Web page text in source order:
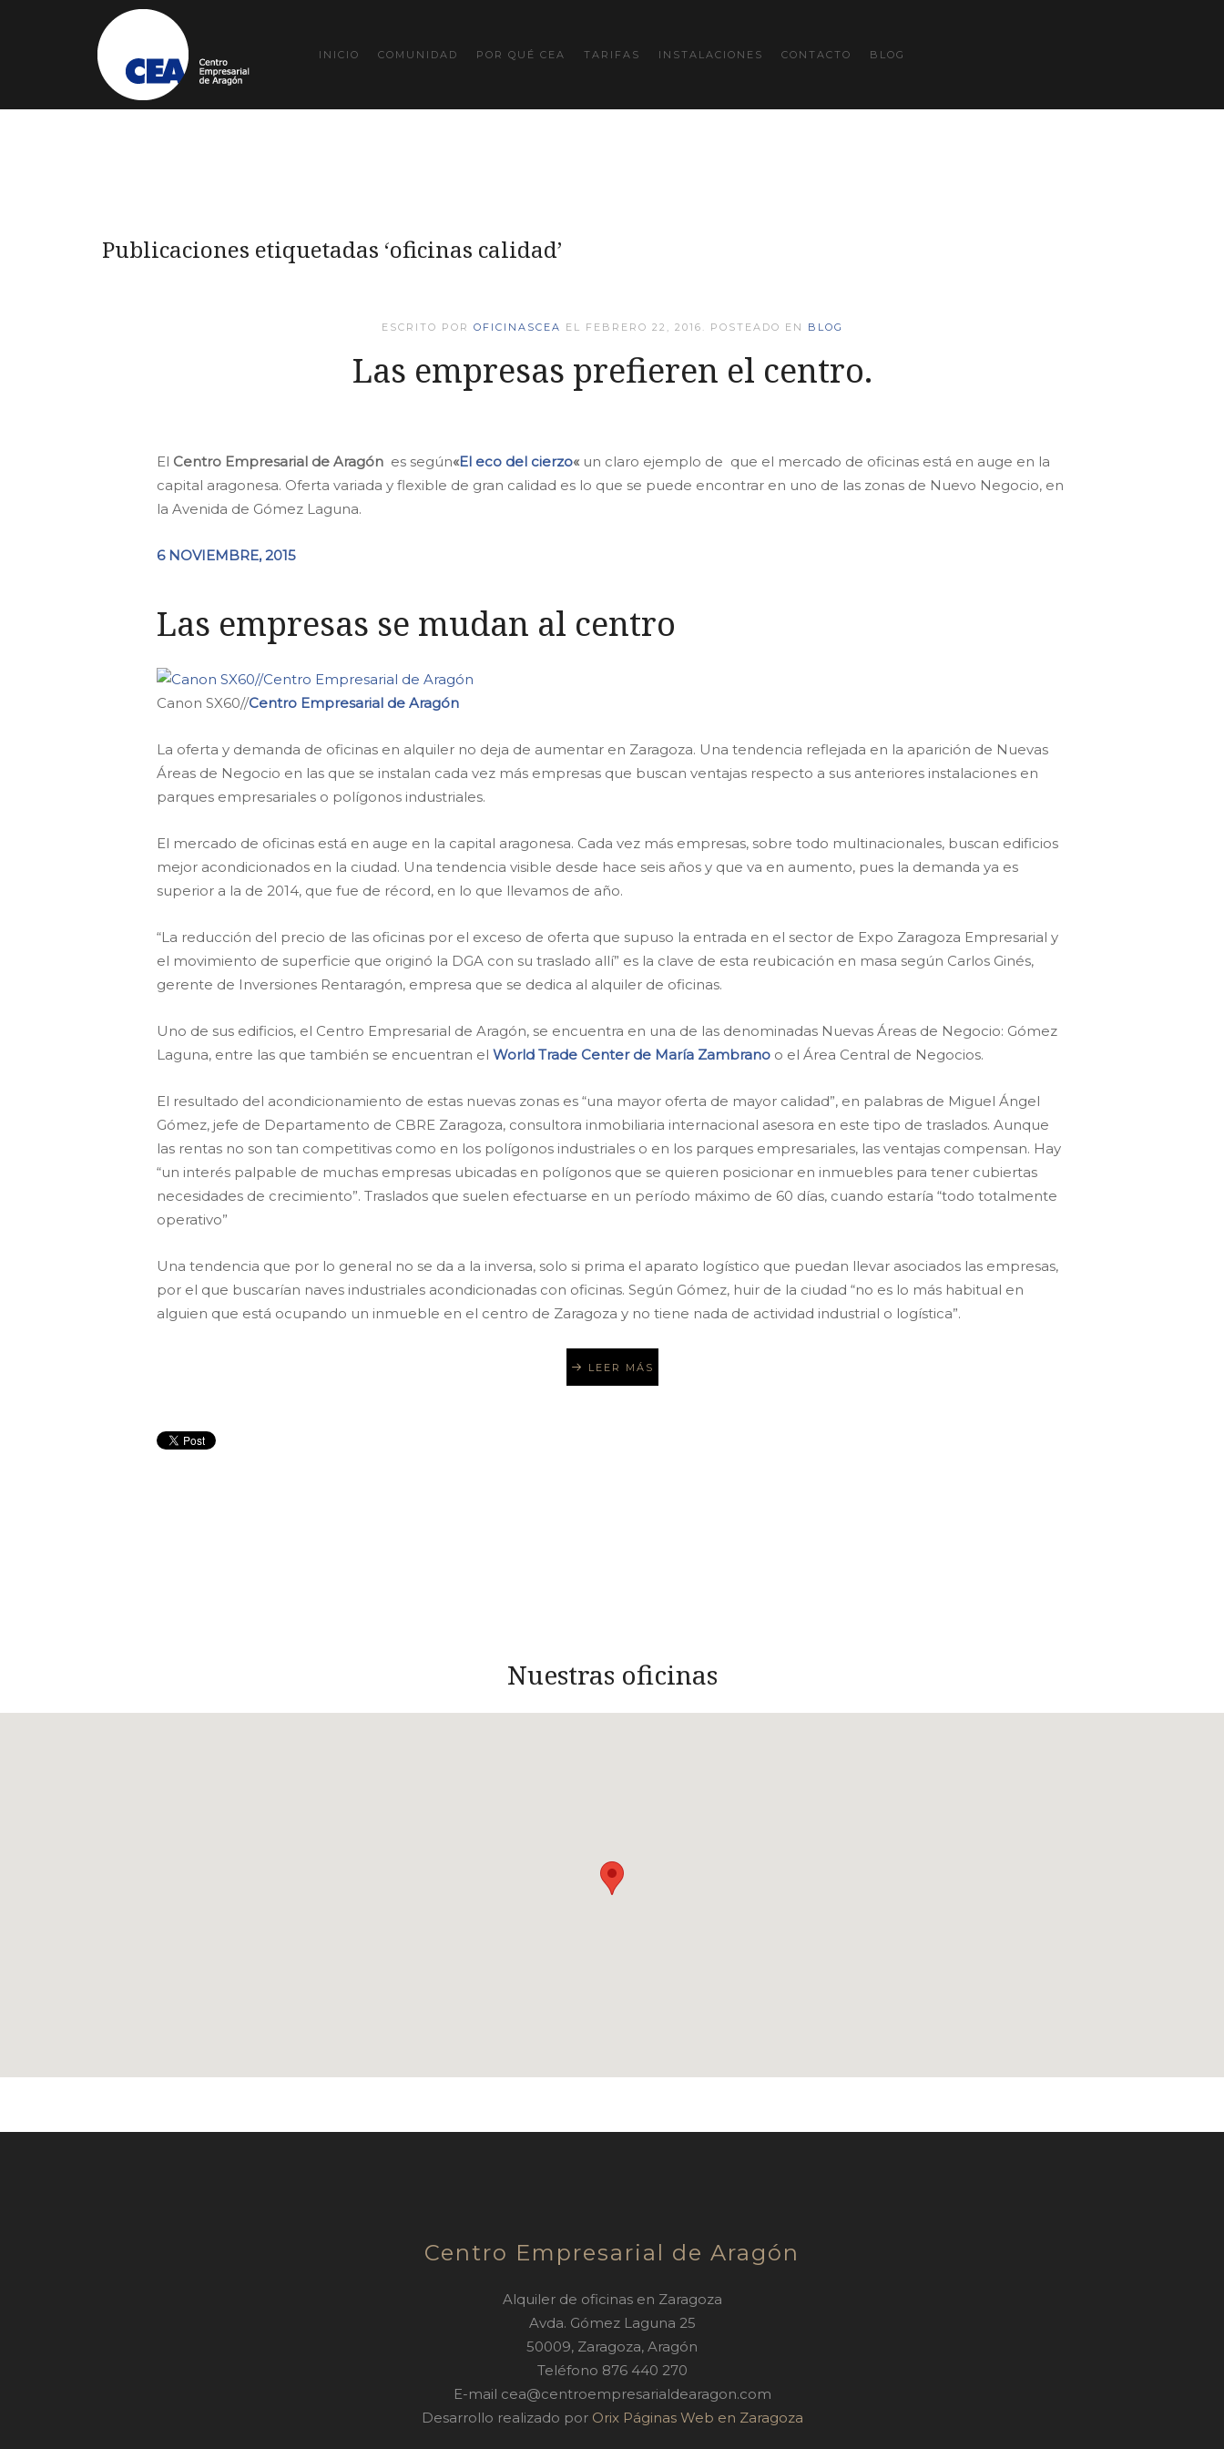
INICIO COMUNIDAD POR QUÉ CEA TARIFAS INSTALACIONES CONTACTO BLOG
Publicaciones etiquetadas ‘oficinas calidad’
ESCRITO POR OFICINASCEA EL FEBRERO 22, 2016 . POSTEADO EN BLOG
Las empresas prefieren el centro.
El Centro Empresarial de Aragón es según«El eco del cierzo« un claro ejemplo de que el mercado de oficinas está en auge en la
capital aragonesa. Oferta variada y flexible de gran calidad es lo que se puede encontrar en uno de las zonas de Nuevo Negocio, en
la Avenida de Gómez Laguna.
6 NOVIEMBRE, 2015
Las empresas se mudan al centro
Canon SX60//Centro Empresarial de Aragón
La oferta y demanda de oficinas en alquiler no deja de aumentar en Zaragoza. Una tendencia reflejada en la aparición de Nuevas
Áreas de Negocio en las que se instalan cada vez más empresas que buscan ventajas respecto a sus anteriores instalaciones en
parques empresariales o polígonos industriales.
El mercado de oficinas está en auge en la capital aragonesa. Cada vez más empresas, sobre todo multinacionales, buscan edificios
mejor acondicionados en la ciudad. Una tendencia visible desde hace seis años y que va en aumento, pues la demanda ya es
superior a la de 2014, que fue de récord, en lo que llevamos de año.
“La reducción del precio de las oficinas por el exceso de oferta que supuso la entrada en el sector de Expo Zaragoza Empresarial y
el movimiento de superficie que originó la DGA con su traslado allí” es la clave de esta reubicación en masa según Carlos Ginés,
gerente de Inversiones Rentaragón, empresa que se dedica al alquiler de oficinas.
Uno de sus edificios, el Centro Empresarial de Aragón, se encuentra en una de las denominadas Nuevas Áreas de Negocio: Gómez
Laguna, entre las que también se encuentran el World Trade Center de María Zambrano o el Área Central de Negocios.
El resultado del acondicionamiento de estas nuevas zonas es “una mayor oferta de mayor calidad”, en palabras de Miguel Ángel
Gómez, jefe de Departamento de CBRE Zaragoza, consultora inmobiliaria internacional asesora en este tipo de traslados. Aunque
las rentas no son tan competitivas como en los polígonos industriales o en los parques empresariales, las ventajas compensan. Hay
“un interés palpable de muchas empresas ubicadas en polígonos que se quieren posicionar en inmuebles para tener cubiertas
necesidades de crecimiento”. Traslados que suelen efectuarse en un período máximo de 60 días, cuando estaría “todo totalmente
operativo”
Una tendencia que por lo general no se da a la inversa, solo si prima el aparato logístico que puedan llevar asociados las empresas,
por el que buscarían naves industriales acondicionadas con oficinas. Según Gómez, huir de la ciudad “no es lo más habitual en
alguien que está ocupando un inmueble en el centro de Zaragoza y no tiene nada de actividad industrial o logística”.
LEER MÁS
Nuestras oficinas
Centro Empresarial de Aragón
Alquiler de oficinas en Zaragoza
Avda. Gómez Laguna 25
50009, Zaragoza, Aragón
Teléfono 876 440 270
E-mail cea@centroempresarialdearagon.com
Desarrollo realizado por Orix Páginas Web en Zaragoza